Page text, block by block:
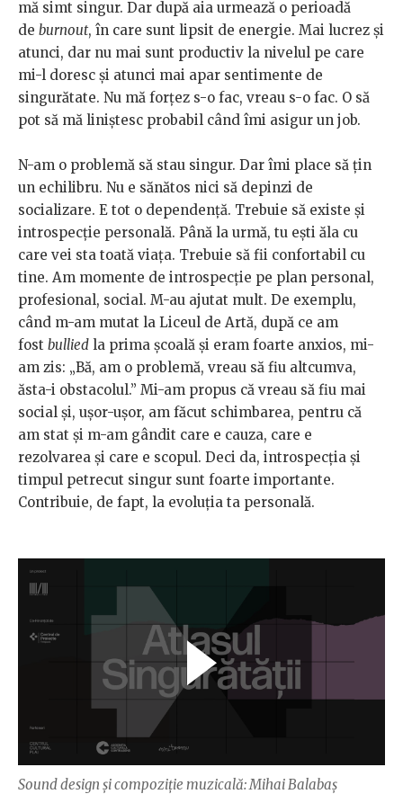
mă simt singur. Dar după aia urmează o perioadă
de burnout, în care sunt lipsit de energie. Mai lucrez și
atunci, dar nu mai sunt productiv la nivelul pe care
mi-l doresc și atunci mai apar sentimente de
singurătate. Nu mă forțez s-o fac, vreau s-o fac. O să
pot să mă liniștesc probabil când îmi asigur un job.
N-am o problemă să stau singur. Dar îmi place să țin
un echilibru. Nu e sănătos nici să depinzi de
socializare. E tot o dependență. Trebuie să existe și
introspecție personală. Până la urmă, tu ești ăla cu
care vei sta toată viața. Trebuie să fii confortabil cu
tine. Am momente de introspecție pe plan personal,
profesional, social. M-au ajutat mult. De exemplu,
când m-am mutat la Liceul de Artă, după ce am
fost bullied la prima școală și eram foarte anxios, mi-
am zis: „Bă, am o problemă, vreau să fiu altcumva,
ăsta-i obstacolul.” Mi-am propus că vreau să fiu mai
social și, ușor-ușor, am făcut schimbarea, pentru că
am stat și m-am gândit care e cauza, care e
rezolvarea și care e scopul. Deci da, introspecția și
timpul petrecut singur sunt foarte importante.
Contribuie, de fapt, la evoluția ta personală.
Sound design şi compoziție muzicală: Mihai Balabaş